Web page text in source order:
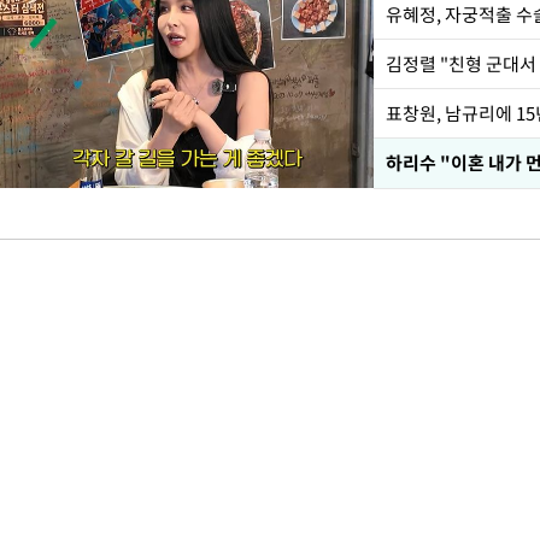
유혜정, 자궁적출
김정렬 "친형 군대
하리수 "이혼 내가